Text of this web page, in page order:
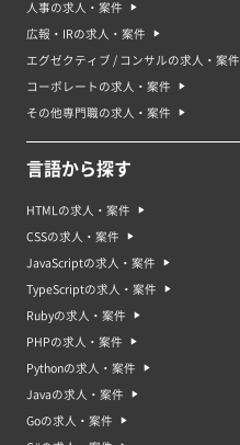
人事の求人・案件
広報・IRの求人・案件
エグゼクティブ / コンサルの求人・案件
コーポレートの求人・案件
その他専門職の求人・案件
言語から探す
HTMLの求人・案件
CSSの求人・案件
JavaScriptの求人・案件
TypeScriptの求人・案件
Rubyの求人・案件
PHPの求人・案件
Pythonの求人・案件
Javaの求人・案件
Goの求人・案件